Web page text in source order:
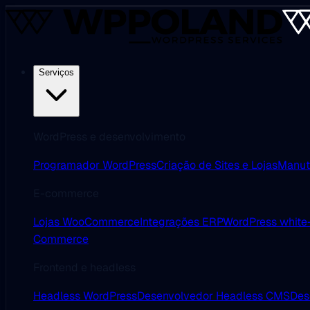
Serviços
Programador WordPressCriação de Sites e Lojas
Lojas WooCommerceIntegrações ERPWordPress
Commerce
Headless WordPressDesenvolvedor Headless CMS